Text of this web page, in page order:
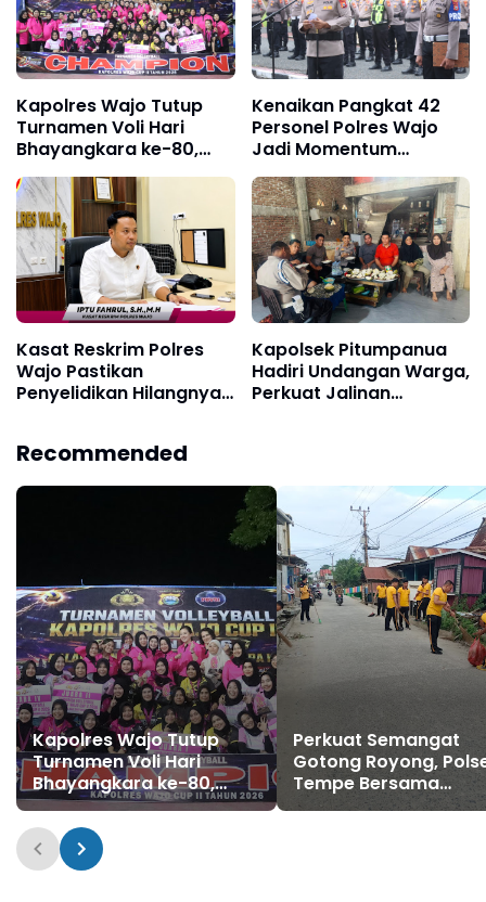
Kapolres Wajo Tutup
Turnamen Voli Hari
Bhayangkara ke-80,
Satlantas dan
Bhayangkari Gabungan
Seksi Raih Juara
Kenaikan Pangkat 42
Personel Polres Wajo
Jadi Momentum
Perkuat Pengabdian
kepada Masyarakat
Kasat Reskrim Polres
Wajo Pastikan
Penyelidikan Hilangnya
Kapolsek Pitumpanua
Hadiri Undangan Warga,
Perkuat Jalinan
Recommended
Kapolres Wajo Tutup
Turnamen Voli Hari
Bhayangkara ke-80,
Satlantas dan
Bhayangkari Gabungan
Seksi Raih Juara
Perkuat Semangat
Gotong Royong,
Tempe Bersama
Stakeholder